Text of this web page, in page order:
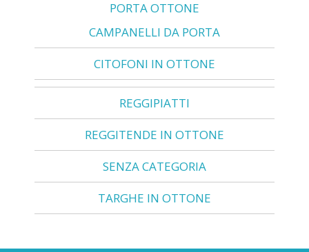
PORTA OTTONE
CAMPANELLI DA PORTA
CITOFONI IN OTTONE
REGGIPIATTI
REGGITENDE IN OTTONE
SENZA CATEGORIA
TARGHE IN OTTONE